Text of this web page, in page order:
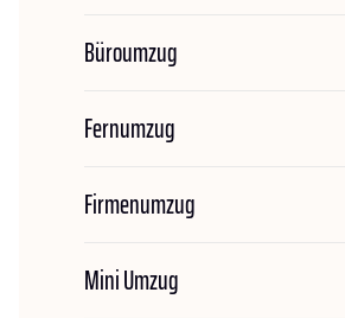
Büroumzug
Fernumzug
Firmenumzug
Mini Umzug